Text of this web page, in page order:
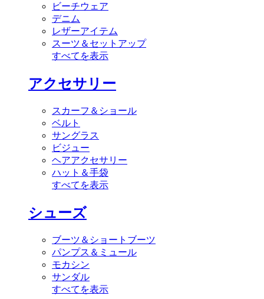
ビーチウェア
デニム
レザーアイテム
スーツ＆セットアップ
すべてを表示
アクセサリー
スカーフ＆ショール
ベルト
サングラス
ビジュー
ヘアアクセサリー
ハット＆手袋
すべてを表示
シューズ
ブーツ＆ショートブーツ
パンプス＆ミュール
モカシン
サンダル
すべてを表示